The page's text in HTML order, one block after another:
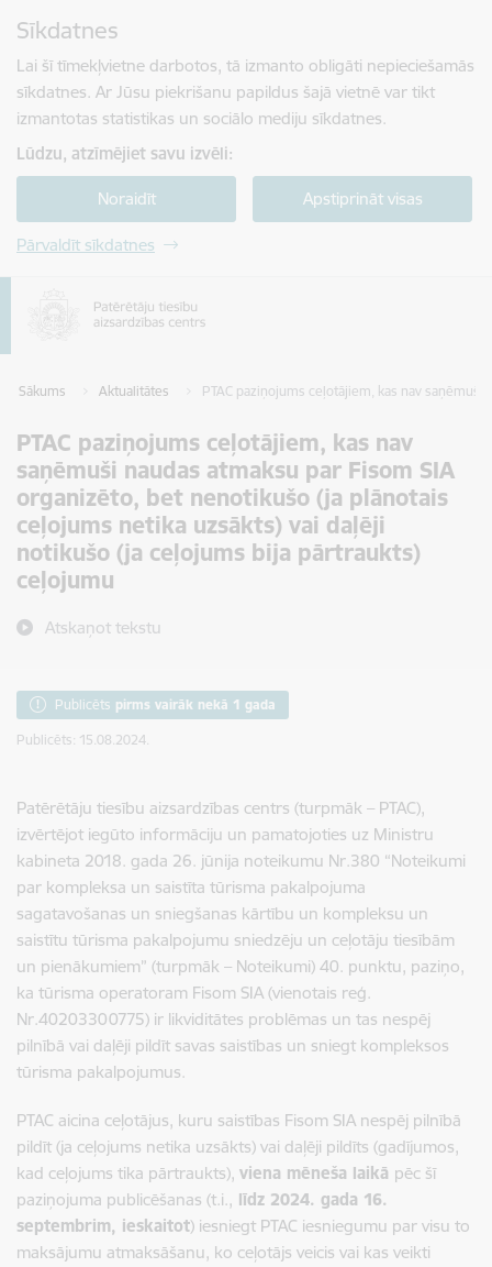
Sīkdatnes
Lai šī tīmekļvietne darbotos, tā izmanto obligāti nepieciešamās
sīkdatnes. Ar Jūsu piekrišanu papildus šajā vietnē var tikt
izmantotas statistikas un sociālo mediju sīkdatnes.
Lūdzu, atzīmējiet savu izvēli:
Noraidīt Apstiprināt visas
Pārvaldīt sīkdatnes
Sākums Aktualitātes PTAC paziņojums ceļotājiem, kas nav
PTAC paziņojums ceļotājiem, kas nav
saņēmuši naudas atmaksu par Fisom SIA
organizēto, bet nenotikušo (ja plānotais
ceļojums netika uzsākts) vai daļēji
notikušo (ja ceļojums bija pārtraukts)
ceļojumu
Atskaņot tekstu
Publicēts pirms vairāk nekā 1 gada
Publicēts: 15.08.2024.
Patērētāju tiesību aizsardzības centrs (turpmāk – PTAC),
izvērtējot iegūto informāciju un pamatojoties uz Ministru
kabineta 2018. gada 26. jūnija noteikumu Nr.380 “Noteikumi
par kompleksa un saistīta tūrisma pakalpojuma
sagatavošanas un sniegšanas kārtību un kompleksu un
saistītu tūrisma pakalpojumu sniedzēju un ceļotāju tiesībām
un pienākumiem” (turpmāk – Noteikumi) 40. punktu, paziņo,
ka tūrisma operatoram Fisom SIA (vienotais reģ.
Nr.40203300775) ir likviditātes problēmas un tas nespēj
pilnībā vai daļēji pildīt savas saistības un sniegt kompleksos
tūrisma pakalpojumus.
PTAC aicina ceļotājus, kuru saistības Fisom SIA nespēj pilnībā
pildīt (ja ceļojums netika uzsākts) vai daļēji pildīts (gadījumos,
kad ceļojums tika pārtraukts), viena mēneša laikā pēc šī
paziņojuma publicēšanas (t.i., līdz 2024. gada 16.
septembrim, ieskaitot) iesniegt PTAC iesniegumu par visu to
maksājumu atmaksāšanu, ko ceļotājs veicis vai kas veikti